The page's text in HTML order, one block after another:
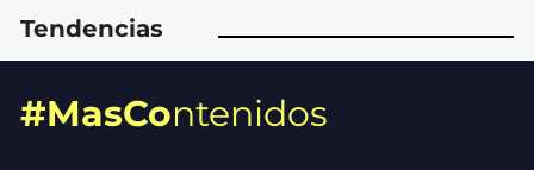
Tendencias
#MasContenidos